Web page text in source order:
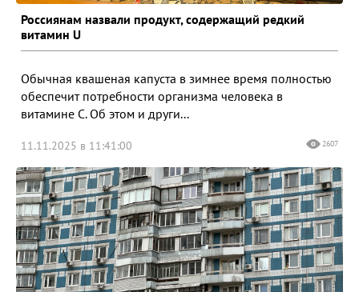
Россиянам назвали продукт, содержащий редкий
витамин U
Обычная квашеная капуста в зимнее время полностью
обеспечит потребности организма человека в
витамине С. Об этом и други...
11.11.2025 в 11:41:00 2607